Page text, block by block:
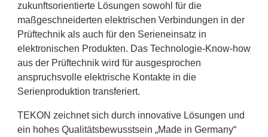
zukunftsorientierte Lösungen sowohl für die
maßgeschneiderten elektrischen Verbindungen in der
Prüftechnik als auch für den Serieneinsatz in
elektronischen Produkten. Das Technologie-Know-how
aus der Prüftechnik wird für ausgesprochen
anspruchsvolle elektrische Kontakte in die
Serienproduktion transferiert.
TEKON zeichnet sich durch innovative Lösungen und
ein hohes Qualitätsbewusstsein „Made in Germany“